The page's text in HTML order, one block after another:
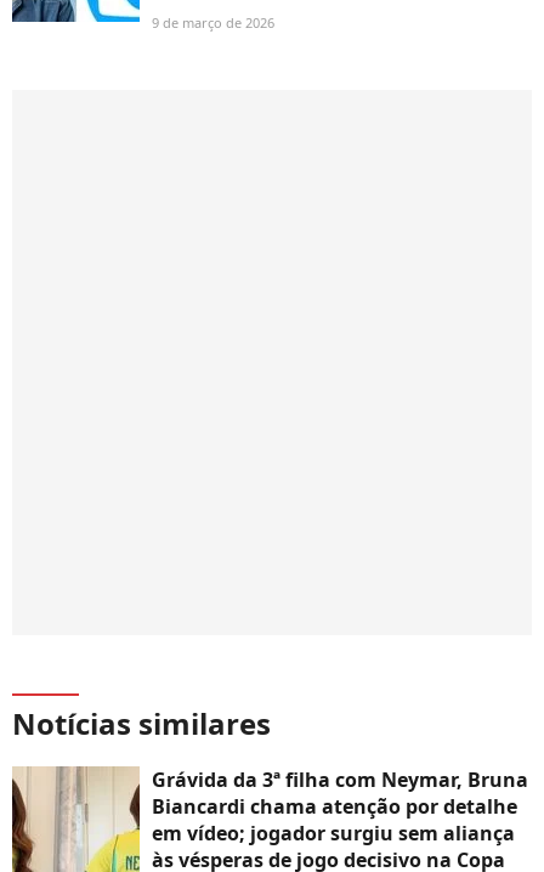
9 de março de 2026
Notícias similares
Grávida da 3ª filha com Neymar, Bruna
Biancardi chama atenção por detalhe
em vídeo; jogador surgiu sem aliança
às vésperas de jogo decisivo na Copa